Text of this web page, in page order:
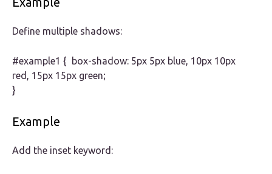
Define multiple shadows:
#example1 { box-shadow: 5px 5px blue, 10px 10px
red, 15px 15px green;
}
Example
Add the inset keyword: